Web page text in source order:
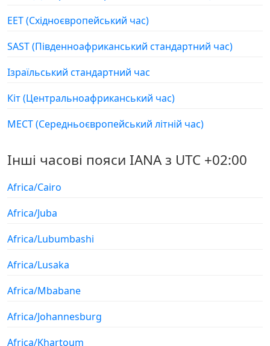
EET (Східноєвропейський час)
SAST (Південноафриканський стандартний час)
Ізраїльський стандартний час
Кіт (Центральноафриканський час)
МЕСТ (Середньоєвропейський літній час)
Інші часові пояси IANA з UTC +02:00
Africa/Cairo
Africa/Juba
Africa/Lubumbashi
Africa/Lusaka
Africa/Mbabane
Africa/Johannesburg
Africa/Khartoum